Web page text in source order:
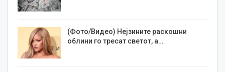
(Фото/Видео) Нејзините раскошни
облини го тресат светот, а…